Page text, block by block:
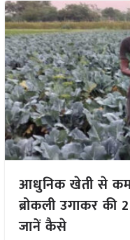
आधुनिक खेती से
ब्रोकली उगाकर
जानें कैसे